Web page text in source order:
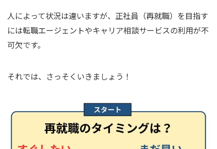
人によって状況は違いますが、正社員（再就職）を目指す
には転職エージェントやキャリア相談サービスの利用が不
可欠です。
それでは、さっそくいきましょう！